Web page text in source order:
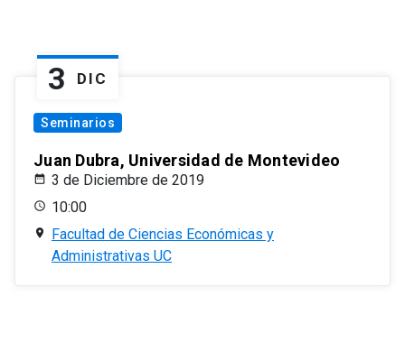
3 DIC
Seminarios
Juan Dubra, Universidad de Montevideo
3 de Diciembre de 2019
10:00
Facultad de Ciencias Económicas y
Administrativas UC